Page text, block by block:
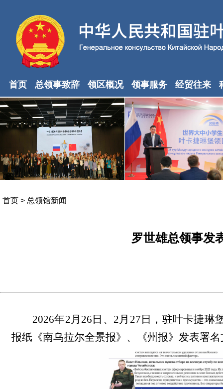
首页 总领事致辞 领区概况 领事服务 经贸往来
首页 > 总领馆新闻
罗世雄总领事发
2026年2月26日、2月27日，驻叶卡捷
报纸《南乌拉尔全景报》、《州报》发表署